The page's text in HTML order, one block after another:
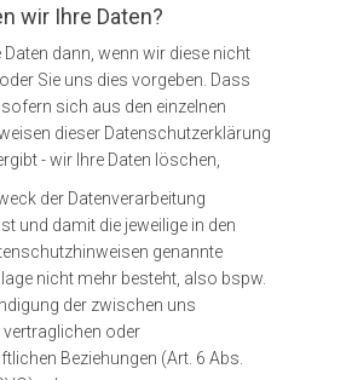
wir Ihre Daten?
dann, wenn wir diese nicht
Sie uns dies vorgeben. Dass
sich aus den einzelnen
dieser Datenschutzerklärung
- wir Ihre Daten löschen,
der Datenverarbeitung
und damit die jeweilige in den
genannte
nicht mehr besteht, also bspw.
der zwischen uns
vertraglichen oder
Beziehungen (Art. 6 Abs.